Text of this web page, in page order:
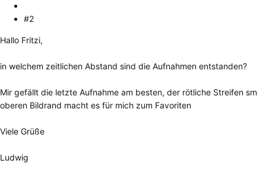
#2
Hallo Fritzi,
in welchem zeitlichen Abstand sind die Aufnahmen entstanden?
Mir gefällt die letzte Aufnahme am besten, der rötliche Streifen sm
oberen Bildrand macht es für mich zum Favoriten
Viele Grüße
Ludwig